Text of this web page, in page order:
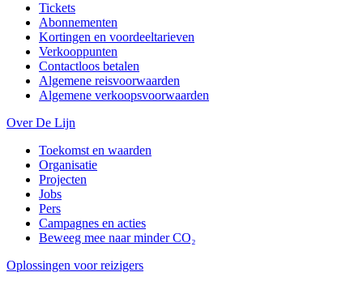
Tickets
Abonnementen
Kortingen en voordeeltarieven
Verkooppunten
Contactloos betalen
Algemene reisvoorwaarden
Algemene verkoopsvoorwaarden
Over De Lijn
Toekomst en waarden
Organisatie
Projecten
Jobs
Pers
Campagnes en acties
Beweeg mee naar minder CO₂
Oplossingen voor reizigers